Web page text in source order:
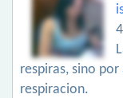
respiras, sino
respiracion.